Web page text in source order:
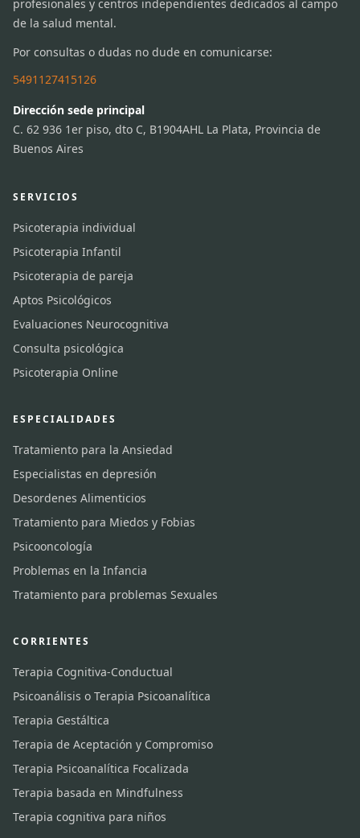
profesionales y centros independientes dedicados al campo
de la salud mental.
Por consultas o dudas no dude en comunicarse:
5491127415126
Dirección sede principal
C. 62 936 1er piso, dto C, B1904AHL La Plata, Provincia de
Buenos Aires
SERVICIOS
Psicoterapia individual
Psicoterapia Infantil
Psicoterapia de pareja
Aptos Psicológicos
Evaluaciones Neurocognitiva
Consulta psicológica
Psicoterapia Online
ESPECIALIDADES
Tratamiento para la Ansiedad
Especialistas en depresión
Desordenes Alimenticios
Tratamiento para Miedos y Fobias
Psicooncología
Problemas en la Infancia
Tratamiento para problemas Sexuales
CORRIENTES
Terapia Cognitiva-Conductual
Psicoanálisis o Terapia Psicoanalítica
Terapia Gestáltica
Terapia de Aceptación y Compromiso
Terapia Psicoanalítica Focalizada
Terapia basada en Mindfulness
Terapia cognitiva para niños